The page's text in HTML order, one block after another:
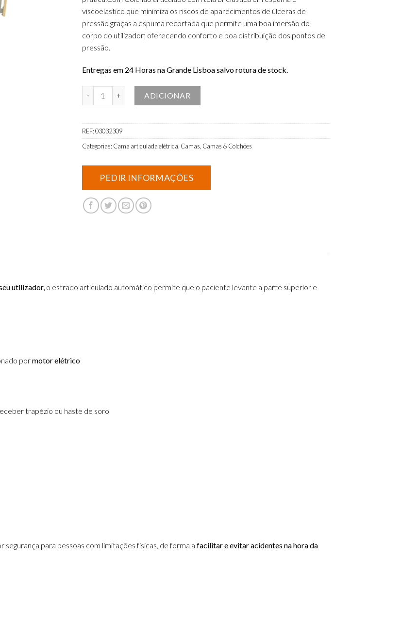
viscoelastico que minimiza os riscos de aparecimentos de úlceras de
pressão graças a espuma recortada que permite uma boa imersão do
corpo do utilizador; oferecendo conforto e boa distribuição dos pontos de
pressão.
Entregas em 24 Horas na Grande Lisboa salvo rotura de stock.
ADICIONAR
REF:03032309
Categorias: Cama articulada elétrica Camas Camas & Colchões
utilizador, o estrado articulado automático permite que o paciente levante a parte superior e
pormotor elétrico
trapézio ou haste de soro
segurança para pessoas com limitações físicas, de forma a facilitar e evitar acidentes na hora da